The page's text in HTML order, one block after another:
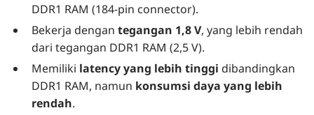
DDR1 RAM (184-pin connector).
Bekerja dengan tegangan 1,8 V, yang lebih rendah
dari tegangan DDR1 RAM (2,5 V).
Memiliki latency yang lebih tinggi dibandingkan
DDR1 RAM, namun konsumsi daya yang lebih
rendah.